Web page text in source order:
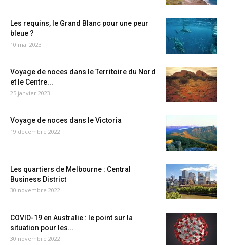
Les requins, le Grand Blanc pour une peur
bleue ?
10 mai 2023
Voyage de noces dans le Territoire du Nord
et le Centre...
25 janvier 2023
Voyage de noces dans le Victoria
19 décembre 2022
Les quartiers de Melbourne : Central
Business District
30 novembre 2022
COVID-19 en Australie : le point sur la
situation pour les...
30 novembre 2022